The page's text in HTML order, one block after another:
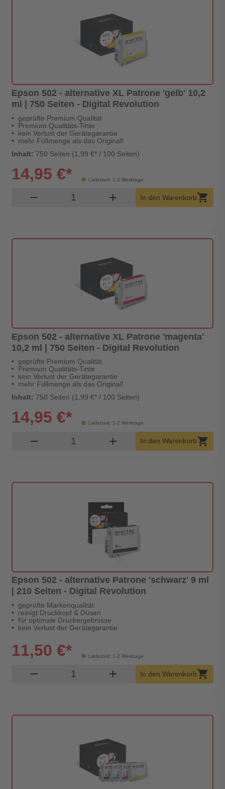
Epson 502 - alternative XL Patrone 'gelb' 10,2
ml | 750 Seiten - Digital Revolution
geprüfte Premium Qualität
Premium Qualitäts-Tinte
kein Verlust der Gerätegarantie
mehr Füllmenge als das Original!
Inhalt: 750 Seiten (1,99 €* / 100 Seiten)
Lieferzeit: 1-3 Werktage
14,95 €*
remove Produkt Warenkorb Menge
add In den Warenkorbshopping_cart
Epson 502 - alternative XL Patrone 'magenta'
10,2 ml | 750 Seiten - Digital Revolution
geprüfte Premium Qualität
Premium Qualitäts-Tinte
kein Verlust der Gerätegarantie
mehr Füllmenge als das Original!
Inhalt: 750 Seiten (1,99 €* / 100 Seiten)
Lieferzeit: 1-2 Werktage
14,95 €*
remove Produkt Warenkorb Menge
add In den Warenkorbshopping_cart
Epson 502 - alternative Patrone 'schwarz' 9 ml
| 210 Seiten - Digital Revolution
geprüfte Markenqualität
reinigt Druckkopf & Düsen
für optimale Druckergebnisse
kein Verlust der Gerätegarantie
Lieferzeit: 1-2 Werktage
11,50 €*
remove Produkt Warenkorb Menge
add In den Warenkorbshopping_cart